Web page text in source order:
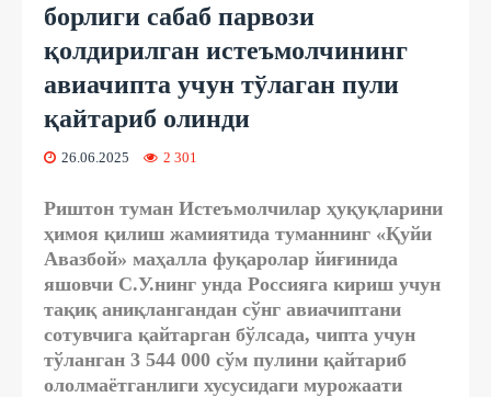
борлиги сабаб парвози
қолдирилган истеъмолчининг
авиачипта учун тўлаган пули
қайтариб олинди
26.06.2025 2 301
Риштон туман Истеъмолчилар ҳуқуқларини
ҳимоя қилиш жамиятида туманнинг «Қуйи
Авазбой» маҳалла фуқаролар йиғинида
яшовчи С.У.нинг унда Россияга кириш учун
тақиқ аниқлангандан сўнг авиачиптани
сотувчига қайтарган бўлсада, чипта учун
тўланган 3 544 000 сўм пулини қайтариб
ололмаётганлиги хусусидаги мурожаати